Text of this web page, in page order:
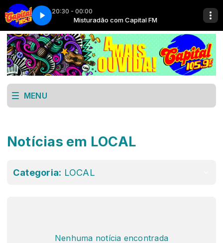
20:30 - 00:00
FM Misturadão com Capital FM
MENU
Notícias em LOCAL
Categoria: LOCAL
Nenhuma notícia encontrada